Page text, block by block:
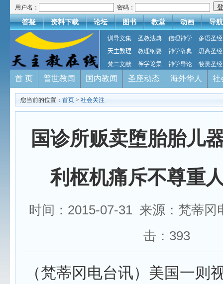
用户名： 密码：
答疑 资料下载 论坛 图书 教堂 动画 导航
训导文集 圣教法典 信理神学
多语圣经
天主教理
教理纲要 神学辞典
思高圣经
梵二文献
神学论集 神学导论 牧灵圣经
首 页 普世教闻 国内教闻 圣座动态 海外华人 社
您当前的位置： 首页 > 社会关注
国诊所贩卖堕胎胎儿
利枢机痛斥不尊重
时间：2015-07-31 来源：梵蒂
击： 393
（梵蒂冈电台讯）美国一则